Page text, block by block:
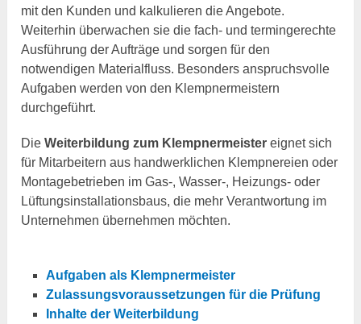
mit den Kunden und kalkulieren die Angebote.
Weiterhin überwachen sie die fach- und termingerechte
Ausführung der Aufträge und sorgen für den
notwendigen Materialfluss. Besonders anspruchsvolle
Aufgaben werden von den Klempnermeistern
durchgeführt.
DieWeiterbildung zum Klempnermeister eignet sich
für Mitarbeitern aus handwerklichen Klempnereien oder
Montagebetrieben im Gas-, Wasser-, Heizungs- oder
Lüftungsinstallationsbaus, die mehr Verantwortung im
Unternehmen übernehmen möchten.
Aufgaben als Klempnermeister
Zulassungsvoraussetzungen für die Prüfung
Inhalte der Weiterbildung